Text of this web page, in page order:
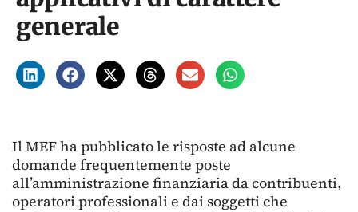
generale
Il MEF ha pubblicato le risposte ad alcune
domande frequentemente poste
all’amministrazione finanziaria da contribuenti,
operatori professionali e dai soggetti che